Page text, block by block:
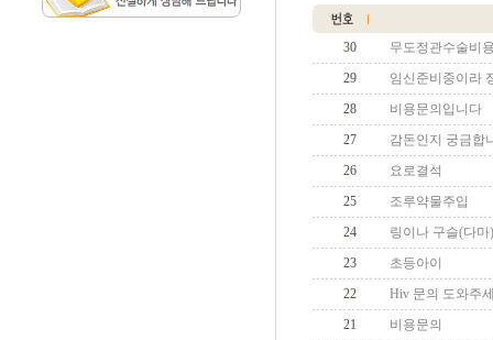
30
무도정관수술비
29
임신준비중이라
28
비용문의입니다
27
감돈인지 궁금합
26
요로결석
25
조루약물주입
24
링이나 구슬(다마
23
초등아이
22
Hiv 문의 도와주
21
비용문의